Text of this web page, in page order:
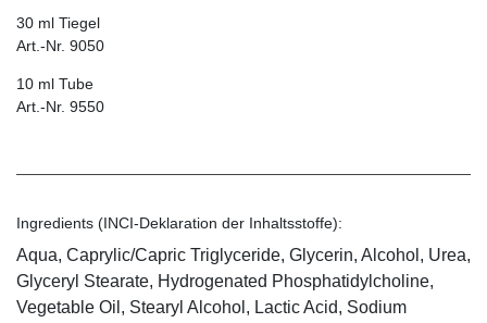
30 ml Tiegel
Art.-Nr. 9050
10 ml Tube
Art.-Nr. 9550
Ingredients (INCI-Deklaration der Inhaltsstoffe):
Aqua, Caprylic/Capric Triglyceride, Glycerin, Alcohol, Urea,
Glyceryl Stearate, Hydrogenated Phosphatidylcholine,
Vegetable Oil, Stearyl Alcohol, Lactic Acid, Sodium